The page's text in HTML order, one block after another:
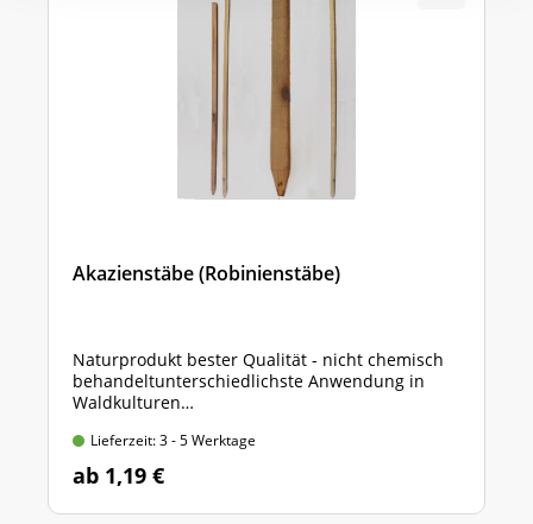
Akazienstäbe (Robinienstäbe)
Naturprodukt bester Qualität - nicht chemisch
behandeltunterschiedlichste Anwendung in
Waldkulturen
Lieferzeit: 3 - 5 Werktage
ab 1,19 €